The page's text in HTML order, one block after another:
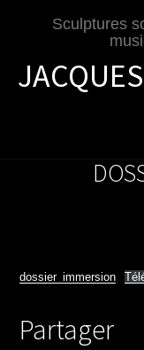
principal
Sculptures
dossier_immersion
Partager